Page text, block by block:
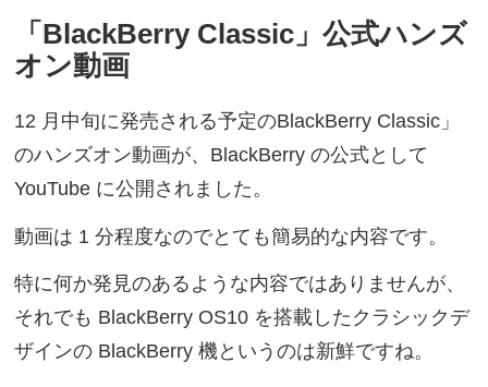
「BlackBerry Classic」公式ハンズ
オン動画
12 月中旬に発売される予定のBlackBerry Classic」
のハンズオン動画が、BlackBerry の公式として
YouTube に公開されました。
動画は 1 分程度なのでとても簡易的な内容です。
特に何か発見のあるような内容ではありませんが、
それでも BlackBerry OS10 を搭載したクラシックデ
ザインの BlackBerry 機というのは新鮮ですね。